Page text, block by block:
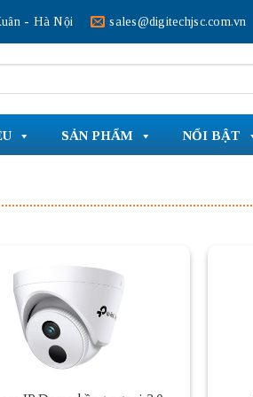
- Hà Nội sales@digitechjsc.com.vn
SẢN PHẨM NỔI BẬT